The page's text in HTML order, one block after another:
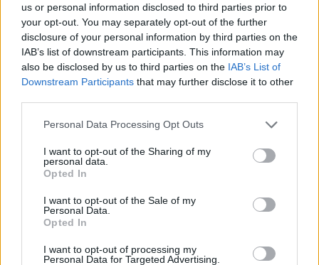
us or personal information disclosed to third parties prior to
your opt-out. You may separately opt-out of the further
disclosure of your personal information by third parties on the
IAB’s list of downstream participants. This information may
also be disclosed by us to third parties on the IAB’s List of
Downstream Participants that may further disclose it to other
Personal Data Processing Opt Outs
I want to opt-out of the Sharing of my
personal data.
Opted In
I want to opt-out of the Sale of my
Personal Data.
Opted In
I want to opt-out of processing my
Personal Data for Targeted Advertising.
Sieste après 65 ans : la
clé pour préserver votre
cerveau ou le mettre en
danger
Ménopause et
problèmes urinaires : le
secret inattendu des
sous-vêtements à
découvrir
Santé
risque accru
d’hypertension à ne pas
ignorer
Popular Posts
Troisième dose, vaccin pour les moins de 12 ans : les annonces
du porte-parole...
Coronavirus : des problèmes cardiaques chez des jeunes
vaccinés américains
25 juin 2021